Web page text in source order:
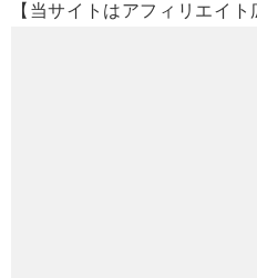
【当サイトはアフィリエイ